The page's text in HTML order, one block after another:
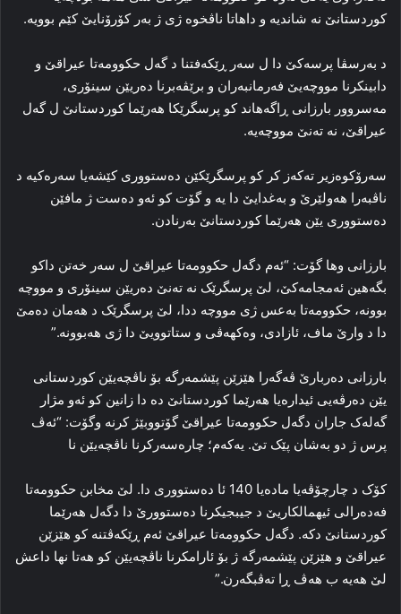
کوردستانێ نه‌ شاندیه‌ و داهاتا ناڤخوه‌ ژی ژ به‌ر کۆرۆنایێ کێم بوویه‌.
د به‌رسڤا پرسه‌کێ دا‌ ل سه‌ر ڕێکه‌فتنا د گه‌ل حکوومه‌تا عیراقێ و
دابینکرنا مووچه‌یێ فه‌رمانبه‌ران و برێڤه‌برنا ده‌ریێن سینۆری،
مه‌سروور بارزانی ڕاگەهاند کو پرسگرێکا هه‌رێما کوردستانێ ل گه‌ل
عیراقێ، نه‌ ته‌نێ مووچه‌یه‌.
سه‌رۆکوه‌زیر ته‌که‌ز کر کو پرسگرێکێن ده‌ستووری کێشه‌یا سه‌ره‌كیە‌ د
ناڤبه‌را هه‌ولێرێ و بەغدایێ دا‌ یه‌ و گۆت کو ئه‌و ده‌ست ژ مافێن
ده‌ستووری یێن هه‌رێما کوردستانێ به‌رنادن.
بارزانی وها گۆت: “ئه‌م دگه‌ل حکوومه‌تا عیراقێ ل سه‌ر خه‌تن داكو
بگەھین ئه‌مجامه‌کێ، لێ پرسگرێک نه‌ ته‌نێ ده‌ریێن سینۆری و مووچه‌
بوونه‌، حکوومه‌تا بەعس ژی مووچه‌ ددا، لێ پرسگرێک د هه‌مان ده‌مێ
دا‌ د وارێ ماف، ئازادی، وه‌کهه‌ڤی و ستاتوویێ دا‌ ژی هه‌بوونه‌.”
بارزانی ده‌ربارێ ڤه‌گه‌را هێزێن پێشمه‌رگه‌ بۆ ناڤچه‌یێن کوردستانی
یێن ده‌رڤه‌یی ئیداره‌یا هه‌رێما کوردستانێ ده‌ دا زانین کو ئه‌و مژار
گه‌له‌ک جاران دگه‌ل حکوومه‌تا عیراقێ گۆتووبێژ کرنه‌ وگۆت: “ئه‌ڤ
پرس ژ دو به‌شان پێک تێ. یه‌که‌م؛ چاره‌سه‌رکرنا ناڤچه‌یێن نا
کۆک د چارچۆڤه‌یا ماده‌یا 140 ئا ده‌ستووری دا‌. لێ مخابن حکوومه‌تا
فه‌ده‌رالی ئیهمالکاریێ د جیبجیکرنا ده‌ستوورێ دا‌ دگه‌ل هه‌رێما
کوردستانێ دکه‌. دگه‌ل حکوومه‌تا عیراقێ ئه‌م ڕێکه‌ڤتنه‌ کو هێزێن
عیراقێ و هێزێن پێشمه‌رگه‌ ژ بۆ ئارامکرنا ناڤچه‌یێن کو هه‌تا نها داعش
لێ هه‌یه‌ ب هه‌ڤ ڕا ته‌ڤبگه‌رن.”